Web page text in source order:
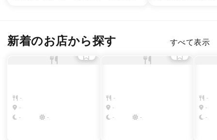
新着のお店から探す すべて表示
-
-
-
-
-
-
-
-
-
-
-